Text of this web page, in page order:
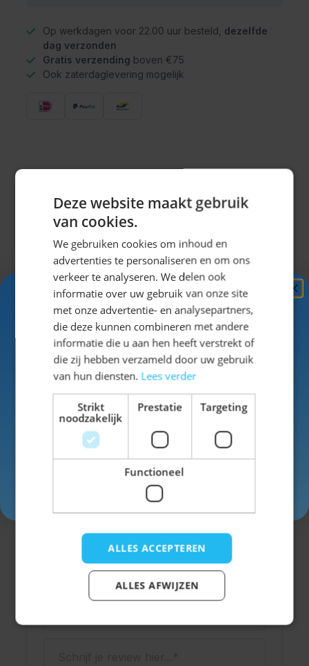
Op werkdagen voor 22.00 uur besteld, dezelfde
dag verzonden
Gratis verzending boven €75
Ook zaterdaglevering mogelijk
Lederhose-rokje Thalia
Specificaties
SKU 42-63396C
Man/Vrouw Vrouw
Wasbaar nee
bruin
Schrijf een review
Weergavenaam
Onderwerp
Deze website maakt gebruik
van cookies.
We gebruiken cookies om inhoud en
advertenties te personaliseren en om ons
verkeer te analyseren. We delen ook
informatie over uw gebruik van onze site
met onze advertentie- en analysepartners,
die deze kunnen combineren met andere
informatie die u aan hen heeft verstrekt of
die zij hebben verzameld door uw gebruik
van hun diensten. Lees verder
Strikt
noodzakelijk
Prestatie Targeting
Functioneel
ALLES ACCEPTEREN
ALLES AFWIJZEN
Ontvang5%
KORTING!
Schrijf je nuin voor de nieuwsbrief en ontvang toegang
tot exclusieve kortingen!
Voor- en achternaam
Inschrijven